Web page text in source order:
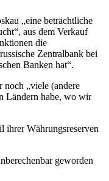
„eine beträchtliche
aus dem Verkauf
die
Zentralbank bei
Banken hat“.
noch „viele (andere
Ländern habe, wo wir
ihrer Währungsreserven
geworden